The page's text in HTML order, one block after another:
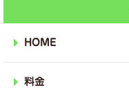
HOME
料金